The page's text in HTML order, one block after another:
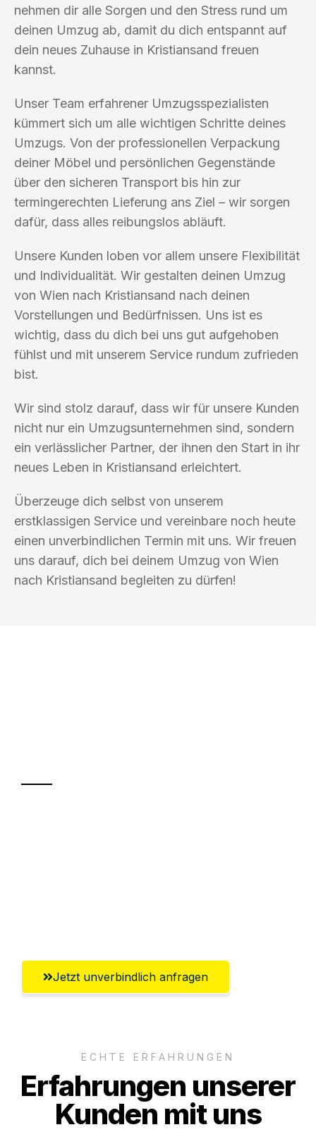
nehmen dir alle Sorgen und den Stress rund um
deinen Umzug ab, damit du dich entspannt auf
dein neues Zuhause in Kristiansand freuen
kannst.
Unser Team erfahrener Umzugsspezialisten
kümmert sich um alle wichtigen Schritte deines
Umzugs. Von der professionellen Verpackung
deiner Möbel und persönlichen Gegenstände
über den sicheren Transport bis hin zur
termingerechten Lieferung ans Ziel – wir sorgen
dafür, dass alles reibungslos abläuft.
Unsere Kunden loben vor allem unsere Flexibilität
und Individualität. Wir gestalten deinen Umzug
von Wien nach Kristiansand nach deinen
Vorstellungen und Bedürfnissen. Uns ist es
wichtig, dass du dich bei uns gut aufgehoben
fühlst und mit unserem Service rundum zufrieden
bist.
Wir sind stolz darauf, dass wir für unsere Kunden
nicht nur ein Umzugsunternehmen sind, sondern
ein verlässlicher Partner, der ihnen den Start in ihr
neues Leben in Kristiansand erleichtert.
Überzeuge dich selbst von unserem
erstklassigen Service und vereinbare noch heute
einen unverbindlichen Termin mit uns. Wir freuen
uns darauf, dich bei deinem Umzug von Wien
nach Kristiansand begleiten zu dürfen!
Jetzt unverbindlich anfragen
ECHTE ERFAHRUNGEN
Erfahrungen unserer
Kunden mit uns